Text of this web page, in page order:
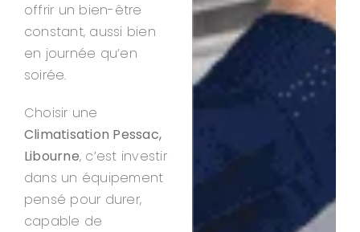
offrir un bien-être
constant, aussi bien
en journée qu’en
soirée.
Choisir une
Climatisation Pessac,
Libourne, c’est investir
dans un équipement
pensé pour durer,
capable de